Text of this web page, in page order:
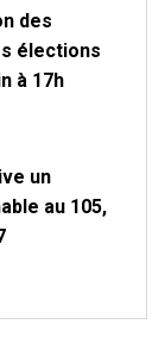
des
élections
à 17h
un
au 105,